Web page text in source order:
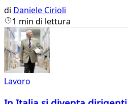
di Daniele Cirioli
1 min di lettura
Lavoro